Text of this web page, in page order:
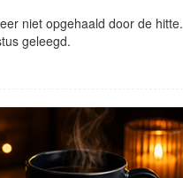
niet opgehaald door de hitte.
geleegd.